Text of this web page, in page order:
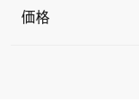
価格